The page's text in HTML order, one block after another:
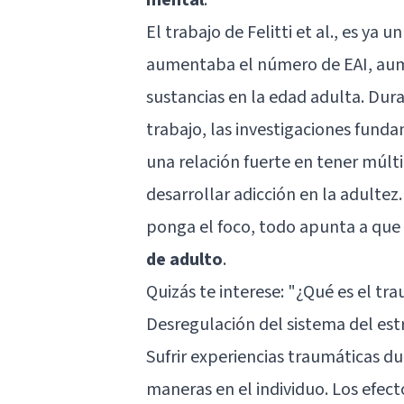
El trabajo de Felitti et al., es ya
aumentaba el número de EAI,
sustancias en la edad adulta.
trabajo, las investigaciones
una relación fuerte en tener
desarrollar adicción en la
ponga el foco, todo apunta a que
de adulto.
Quizás te interese: "¿Qué es el
Desregulación del sistema del
Sufrir experiencias traumáticas
maneras en el individuo. Los